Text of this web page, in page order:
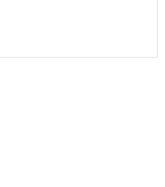
seja qual for